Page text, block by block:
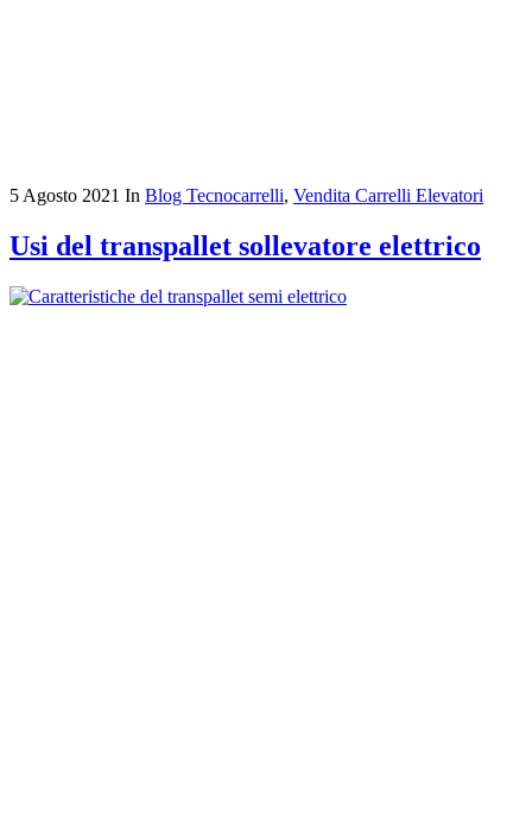
5 Agosto 2021 In Blog Tecnocarrelli, Vendita Carrelli Elevatori
Usi del transpallet sollevatore elettrico